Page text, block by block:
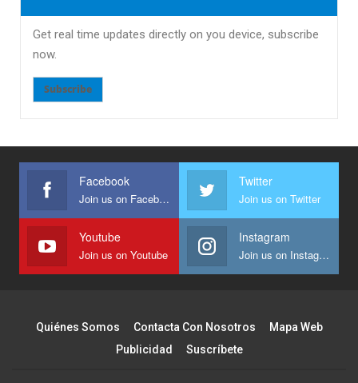
Get real time updates directly on you device, subscribe
now.
Subscribe
Facebook
Join us on Facebook
Twitter
Join us on Twitter
Youtube
Join us on Youtube
Instagram
Join us on Instagram
Quiénes Somos Contacta Con Nosotros
Mapa Web
Publicidad
Suscríbete